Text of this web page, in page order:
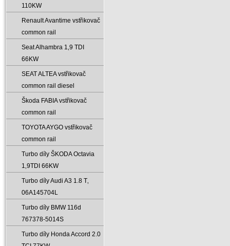
110KW
Renault Avantime vstřikovač
common rail
Seat Alhambra 1‚9 TDI
66KW
SEAT ALTEA vstřikovač
common rail diesel
Škoda FABIA vstřikovač
common rail
TOYOTA AYGO vstřikovač
common rail
Turbo díly ŠKODA Octavia
1‚9TDI 66KW
Turbo díly Audi A3 1.8 T‚
06A145704L
Turbo díly BMW 116d
767378-5014S
Turbo díly Honda Accord 2.0